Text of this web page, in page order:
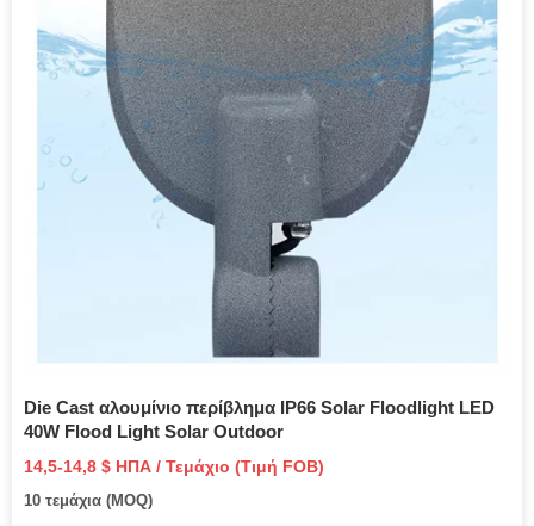
Die Cast αλουμίνιο περίβλημα IP66 Solar Floodlight LED
40W Flood Light Solar Outdoor
14,5-14,8 $ ΗΠΑ / Τεμάχιο (Τιμή FOB)
10 τεμάχια (MOQ)